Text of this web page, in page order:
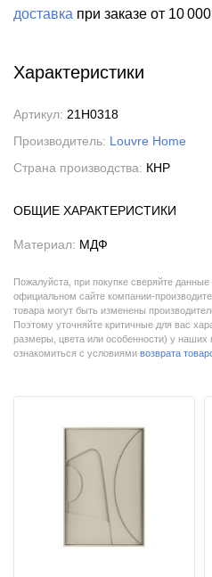
доставка при заказе от 10
Характеристики
Артикул: 21H0318
Производитель: Louvre Home
Страна производства: КНР
ОБЩИЕ ХАРАКТЕРИСТИКИ
Материал: МДФ
Пожалуйста, при покупке сверяйте
официальном сайте компании-
товара могут быть изменены
Поэтому уточняйте критичные для вас
размеры, цвета или особенности) у
ознакомиться с условиями возврата